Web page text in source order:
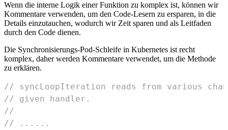
Wenn die interne Logik einer Funktion zu komplex ist, können wir
Kommentare verwenden, um den Code-Lesern zu ersparen, in die
Details einzutauchen, wodurch wir Zeit sparen und als Leitfaden
durch den Code dienen.
Die Synchronisierungs-Pod-Schleife in Kubernetes ist recht
komplex, daher werden Kommentare verwendet, um die Methode
zu erklären.
// syncLoopIteration reads from various
// given handler.
//
// ......